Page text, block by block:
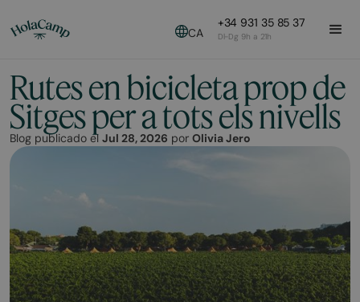
CA
+34 931 35 85 37
Dl-Dg 9h a 21h
Rutes en bicicleta prop de
Sitges per a tots els nivells
Blog publicado el Jul 28, 2026 por Olivia Jero